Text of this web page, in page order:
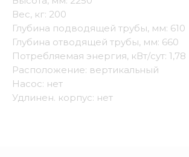
Вес, кг: 200
Глубина подводящей трубы, мм: 610
Глубина отводящей трубы, мм: 660
Потребляемая энергия, кВт/сут: 1,78
Расположение: вертикальный
Насос: нет
Удлинен. корпус: нет